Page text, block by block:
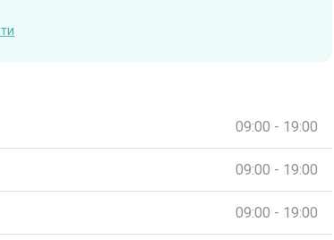
09:00 - 19:00
09:00 - 19:00
09:00 - 19:00